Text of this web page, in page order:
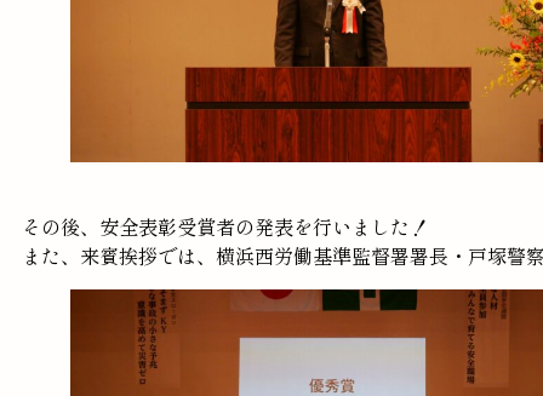
その後、安全表彰受賞者の発表を行いました！
また、来賓挨拶では、横浜西労働基準監督署署長・戸塚